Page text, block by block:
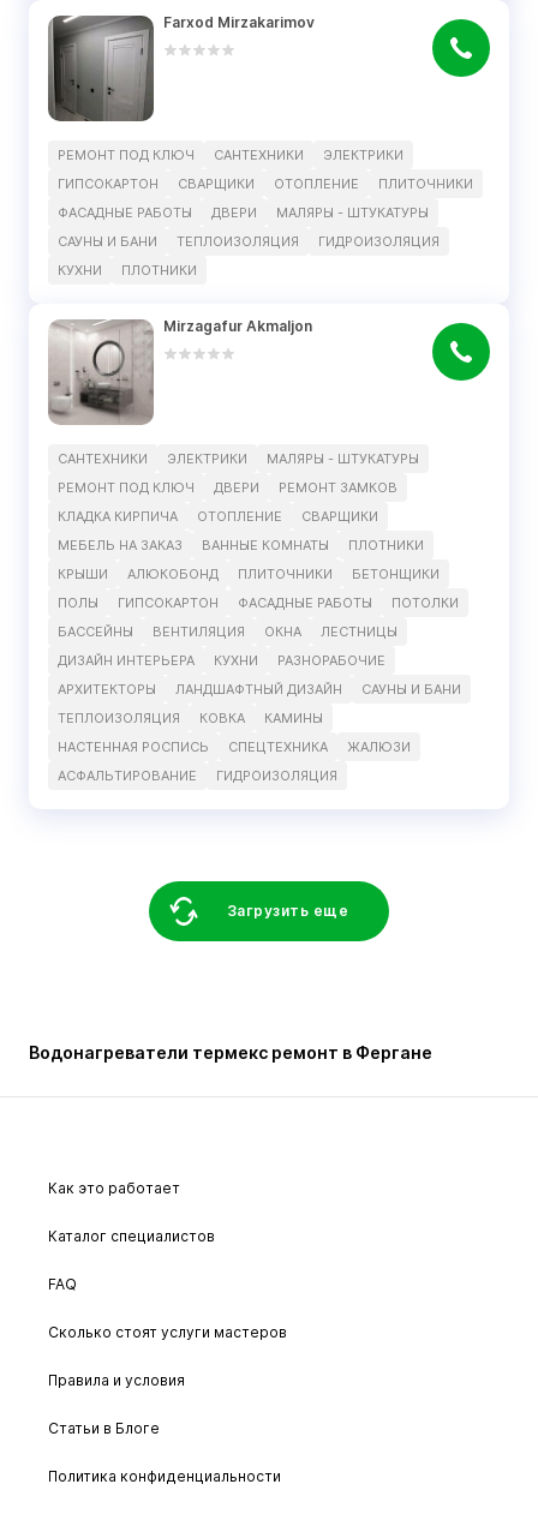
Farxod Mirzakarimov
РЕМОНТ ПОД КЛЮЧ САНТЕХНИКИ
ЭЛЕКТРИКИ
ГИПСОКАРТОН
СВАРЩИКИ ОТОПЛЕНИЕ
ПЛИТОЧНИКИ
ФАСАДНЫЕ РАБОТЫ
ДВЕРИ
МАЛЯРЫ - ШТУКАТУРЫ
САУНЫ И БАНИ
ТЕПЛОИЗОЛЯЦИЯ
ГИДРОИЗОЛЯЦИЯ
КУХНИ
ПЛОТНИКИ
Mirzagafur Akmaljon
САНТЕХНИКИ ЭЛЕКТРИКИ
МАЛЯРЫ - ШТУКАТУРЫ
РЕМОНТ ПОД КЛЮЧ
ДВЕРИ
РЕМОНТ ЗАМКОВ
КЛАДКА КИРПИЧА
ОТОПЛЕНИЕ
СВАРЩИКИ
МЕБЕЛЬ НА ЗАКАЗ
ВАННЫЕ КОМНАТЫ
ПЛОТНИКИ
КРЫШИ
АЛЮКОБОНД ПЛИТОЧНИКИ
БЕТОНЩИКИ
ПОЛЫ
ГИПСОКАРТОН ФАСАДНЫЕ РАБОТЫ
ПОТОЛКИ
БАССЕЙНЫ
ВЕНТИЛЯЦИЯ ОКНА
ЛЕСТНИЦЫ
ДИЗАЙН ИНТЕРЬЕРА
КУХНИ
РАЗНОРАБОЧИЕ
АРХИТЕКТОРЫ
ЛАНДШАФТНЫЙ ДИЗАЙН
САУНЫ И БАНИ
ТЕПЛОИЗОЛЯЦИЯ
КОВКА
КАМИНЫ
НАСТЕННАЯ РОСПИСЬ
СПЕЦТЕХНИКА
ЖАЛЮЗИ
АСФАЛЬТИРОВАНИЕ
ГИДРОИЗОЛЯЦИЯ
Загрузить еще
Водонагреватели термекс ремонт в Фергане
Как это работает
Каталог специалистов
FAQ
Сколько стоят услуги мастеров
Правила и условия
Статьи в Блоге
Политика конфиденциальности